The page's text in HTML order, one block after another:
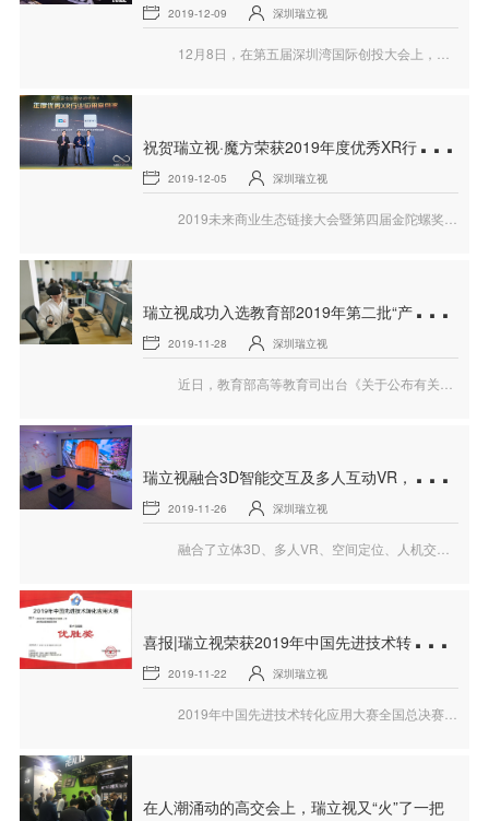
2019-12-09 深圳瑞立视
祝
贺瑞立视·魔方荣获2019年度优秀XR行业应用案例奖
2019-12-05 深圳瑞立视
瑞
立视成功入选教育部2019年第二批“产学合作协同育人”项目
2019-11-28 深圳瑞立视
瑞
立视融合3D智能交互及多人互动VR，助力产业园升级展示
2019-11-26 深圳瑞立视
喜
报|瑞立视荣获2019年中国先进技术转化应用大赛全国总决赛优胜奖
2019-11-22 深圳瑞立视
在人潮涌动的高交会上，瑞立视又“火”了一把